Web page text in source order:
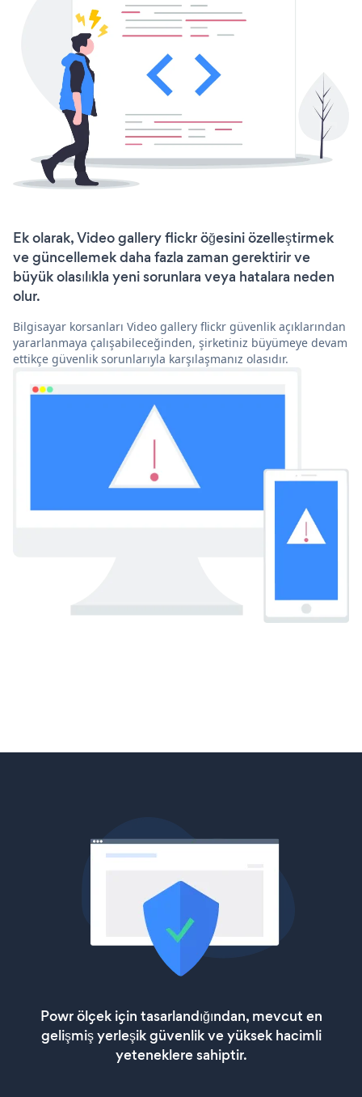
Ek olarak, Video gallery flickr öğesini özelleştirmek
ve güncellemek daha fazla zaman gerektirir ve
büyük olasılıkla yeni sorunlara veya hatalara neden
olur.
Bilgisayar korsanları Video gallery flickr güvenlik açıklarından
yararlanmaya çalışabileceğinden, şirketiniz büyümeye devam
ettikçe güvenlik sorunlarıyla karşılaşmanız olasıdır.
Powr ölçek için tasarlandığından, mevcut en
gelişmiş yerleşik güvenlik ve yüksek hacimli
yeteneklere sahiptir.